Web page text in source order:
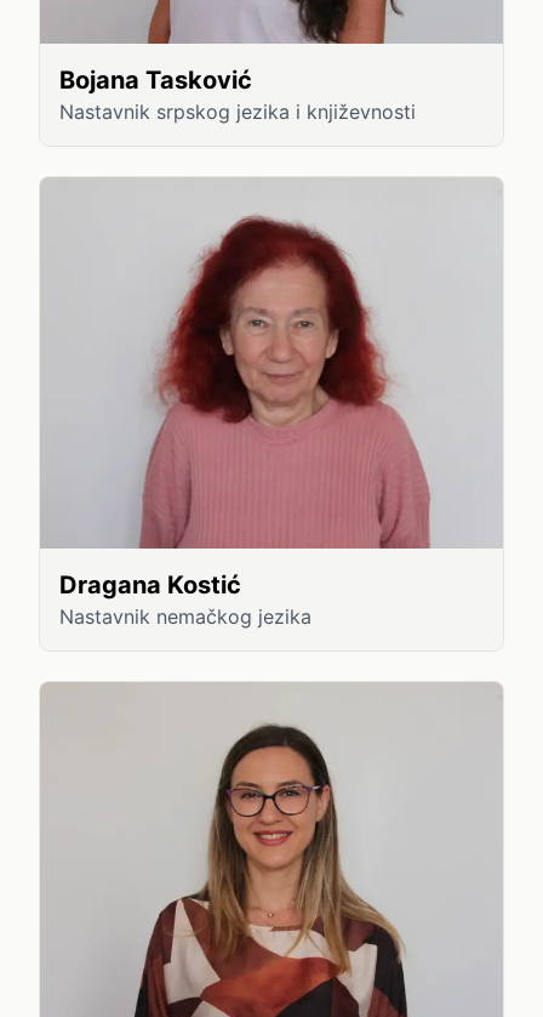
Bojana Tasković
Nastavnik srpskog jezika i književnosti
Dragana Kostić
Nastavnik nemačkog jezika